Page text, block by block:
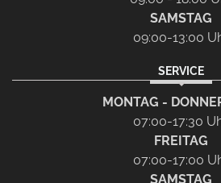
SAMSTAG
09:00-13:00
SERVICE
MONTAG -
07:00-17:30
FREITAG
07:00-17:00
SAMSTAG